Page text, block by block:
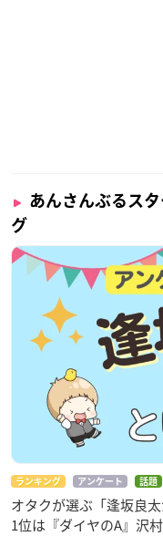
あんさんぶるス
グ
ランキング アンケート 話題
オタクが選ぶ「逢坂良
1位は『ダイヤのA』沢